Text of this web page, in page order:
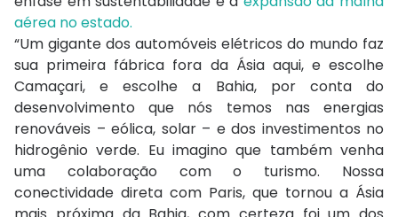
aérea no estado.
“Um gigante dos automóveis elétricos do mundo faz
sua primeira fábrica fora da Ásia aqui, e escolhe
Camaçari, e escolhe a Bahia, por conta do
desenvolvimento que nós temos nas energias
renováveis – eólica, solar – e dos investimentos no
hidrogênio verde. Eu imagino que também venha
uma colaboração com o turismo. Nossa
conectividade direta com Paris, que tornou a Ásia